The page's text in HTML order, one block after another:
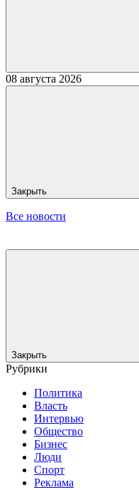
08 августа 2026
Закрыть
Все новости
Закрыть
Рубрики
Политика
Власть
Интервью
Общество
Бизнес
Люди
Спорт
Реклама